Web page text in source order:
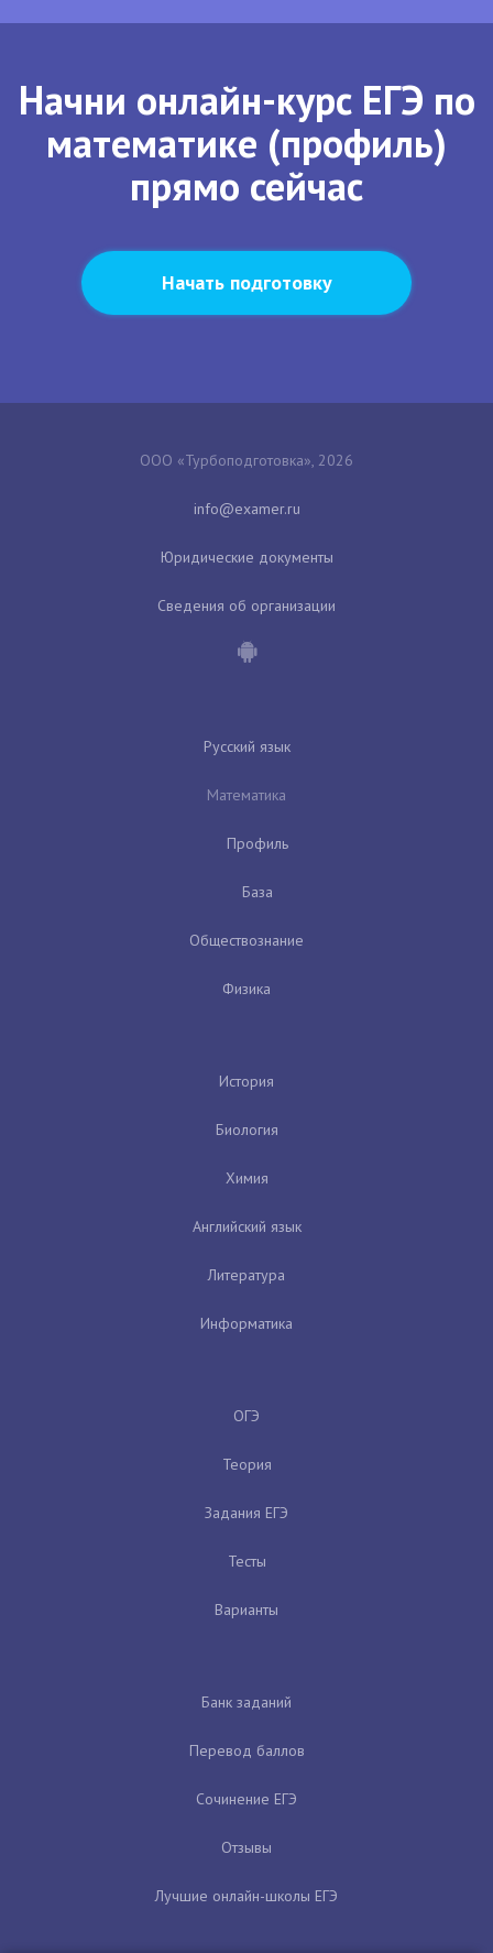
Начни онлайн-курс ЕГЭ по
математике (профиль)
прямо сейчас
Начать подготовку
ООО «Турбоподготовка», 2026
Юридические документы
Сведения об организации
Русский язык
Математика
Профиль
База
Обществознание
Физика
История
Биология
Химия
Английский язык
Литература
Информатика
ОГЭ
Теория
Задания ЕГЭ
Тесты
Варианты
Банк заданий
Перевод баллов
Сочинение ЕГЭ
Отзывы
Лучшие онлайн-школы ЕГЭ